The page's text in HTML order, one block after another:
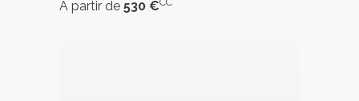
À partir de 530 €